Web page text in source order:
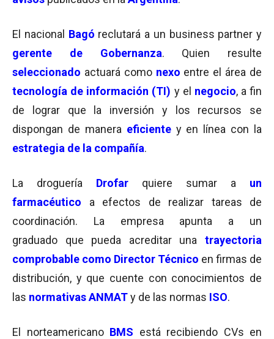
El nacional Bagó reclutará a un business partner y
gerente de Gobernanza. Quien resulte
seleccionado actuará como nexo entre el área de
tecnología de información (TI) y el negocio, a fin
de lograr que la inversión y los recursos se
dispongan de manera eficientey en línea con la
estrategia de la compañía.
La droguería Drofar quiere sumar a un
farmacéutico a efectos de realizar tareas de
coordinación. La empresa apunta a un
graduado que pueda acreditar una trayectoria
comprobable como Director Técnico en firmas de
distribución, y que cuente con conocimientos de
las normativas ANMATy de las normas ISO.
El norteamericano BMS está recibiendo CVs en